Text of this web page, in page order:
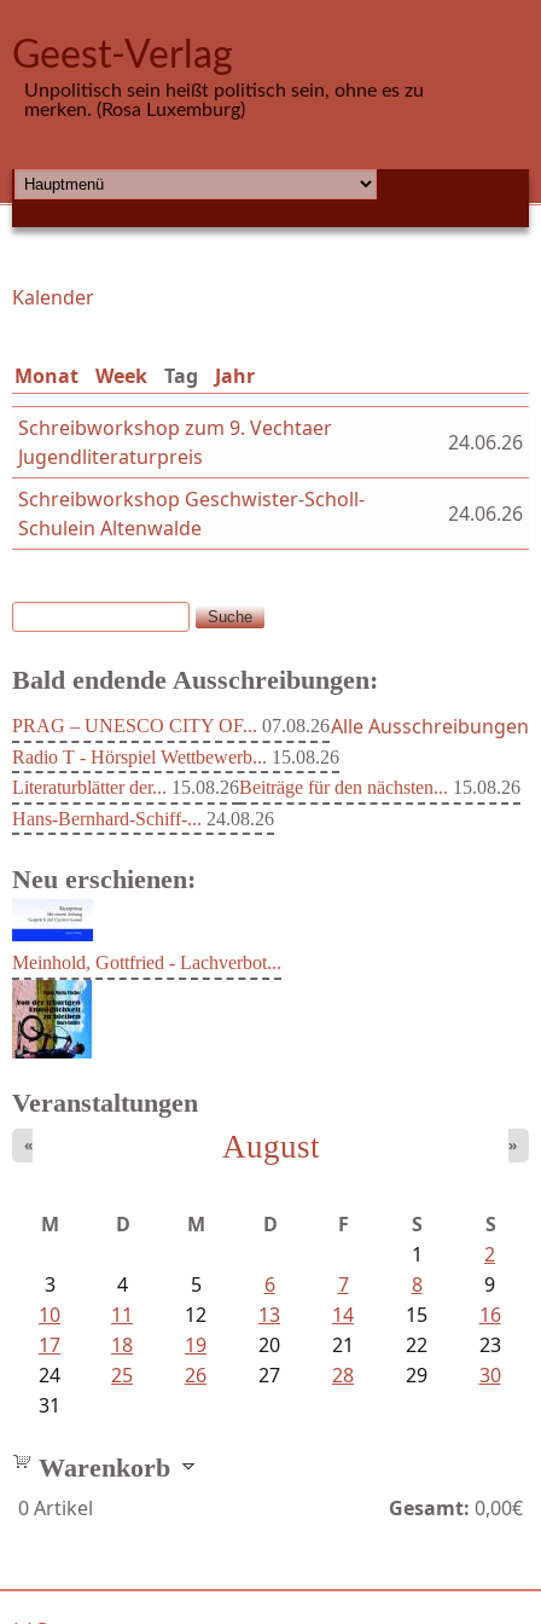
Geest-Verlag
Unpolitisch sein heißt politisch sein, ohne es zu
merken. (Rosa Luxemburg)
HAUPTMENÜ
Sie sind hier
Kalender
Monat Week Tag (aktiver Reiter)
Jahr
Schreibworkshop zum 9. Vechtaer
Jugendliteraturpreis
24.06.26
Schreibworkshop Geschwister-Scholl-
Schulein Altenwalde
24.06.26
Suchformular
Suche
Bald endende Ausschreibungen:
PRAG – UNESCO CITY OF... 07.08.26
Radio T - Hörspiel Wettbewerb... 15.08.26
Literaturblätter der... 15.08.26Beiträge für den nächsten... 15.08.26
Hans-Bernhard-Schiff-... 24.08.26
Alle Ausschreibungen
Neu erschienen:
Fischer, Frank Maria - Von der...
Meinhold, Gottfried - Lachverbot...
Veranstaltungen
August
« »
M D M D F S
S
1
2
3
4 5 6 7 8
9
10
11 12 13 14 15
16
17
18 19 20 21 22
23
24
25 26 27 28 29
30
31
Warenkorb
0Artikel Gesamt: 0,00€